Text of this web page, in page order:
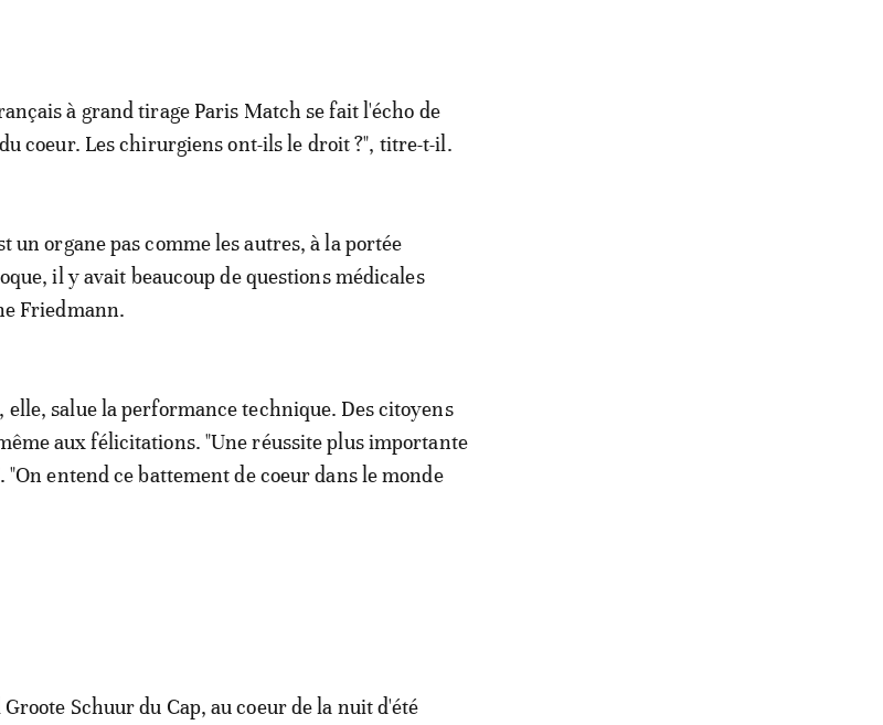
à grand tirage Paris Match se fait l'écho de
coeur. Les chirurgiens ont-ils le droit ?", titre-t-il.
un organe pas comme les autres, à la portée
il y avait beaucoup de questions médicales
Friedmann.
salue la performance technique. Des citoyens
aux félicitations. "Une réussite plus importante
"On entend ce battement de coeur dans le monde
Schuur du Cap, au coeur de la nuit d'été